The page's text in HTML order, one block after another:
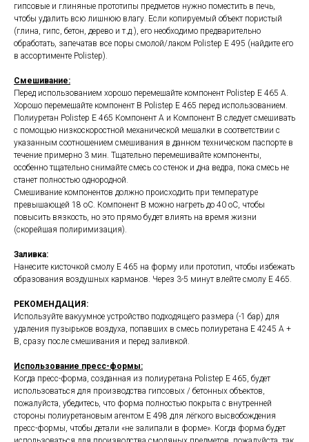
гипсовые и глиняные прототипы предметов нужно поместить в печь,
чтобы удалить всю лишнюю влагу. Если копируемый объект пористый
(глина, гипс, бетон, дерево и т.д.), его необходимо предварительно
обработать, запечатав все поры смолой/лаком Polistep E 495 (найдите его
в ассортименте Polistep).
Смешивание:
Перед использованием хорошо перемешайте компонент Polistep E 465 A.
Хорошо перемешайте компонент B Polistep E 465 перед использованием.
Полиуретан Polistep E 465 Компонент А и Компонент В следует смешивать
с помощью низкоскоростной механической мешалки в соответствии с
указанным соотношением смешивания в данном техническом паспорте в
течение примерно 3 мин. Тщательно перемешивайте компоненты,
особенно тщательно снимайте смесь со стенок и дна ведра, пока смесь не
станет полностью однородной.
Смешивание компонентов должно происходить при температуре
превышающей 18 оС. Компонент В можно нагреть до 40 оС, чтобы
повысить вязкость, но это прямо будет влиять на время жизни
(скорейшая полиримизация).
Заливка:
Нанесите кисточкой смолу E 465 на форму или прототип, чтобы избежать
образования воздушных карманов. Через 3-5 минут влейте смолу E 465.
РЕКОМЕНДАЦИЯ:
Используйте вакуумное устройство подходящего размера (-1 бар) для
удаления пузырьков воздуха, попавших в смесь полиуретана E 4245 A +
B, сразу после смешивания и перед заливкой.
Использование пресс-формы:
Когда пресс-форма, созданная из полиуретана Polistep E 465, будет
использоваться для производства гипсовых / бетонных объектов,
пожалуйста, убедитесь, что форма полностью покрыта с внутренней
стороны полиуретановым агентом E 498 для лёгкого высвобождения
пресс-формы, чтобы детали «не залипали в форме». Когда форма будет